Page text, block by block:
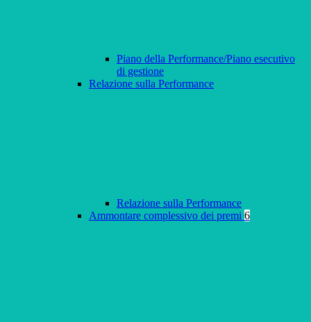
Piano della Performance/Piano esecutivo
di gestione
Relazione sulla Performance
Relazione sulla Performance
Ammontare complessivo dei premi 6